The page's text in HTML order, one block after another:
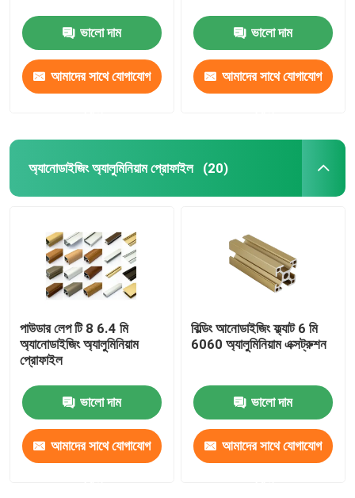
ভালো দাম
আমাদের সাথে যোগাযোগ
ভালো দাম
আমাদের সাথে যোগাযোগ
অ্যানোডাইজিং অ্যালুমিনিয়াম প্রোফাইল (20)
পাউডার লেপ টি 8 6.4 মি
অ্যানোডাইজিং অ্যালুমিনিয়াম
প্রোফাইল
ভালো দাম
আমাদের সাথে যোগাযোগ
বিল্ডিং আনোডাইজিং ফ্ল্যাট 6 মি
6060 অ্যালুমিনিয়াম এক্সট্রুশন
ভালো দাম
আমাদের সাথে যোগাযোগ